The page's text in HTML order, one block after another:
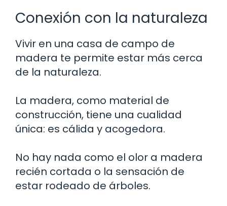
Conexión con la naturaleza
Vivir en una casa de campo de
madera te permite estar más cerca
de la naturaleza.
La madera, como material de
construcción, tiene una cualidad
única: es cálida y acogedora.
No hay nada como el olor a madera
recién cortada o la sensación de
estar rodeado de árboles.